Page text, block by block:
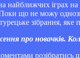
іграх
що не можу
зібрання,
про новачків.
розібратись